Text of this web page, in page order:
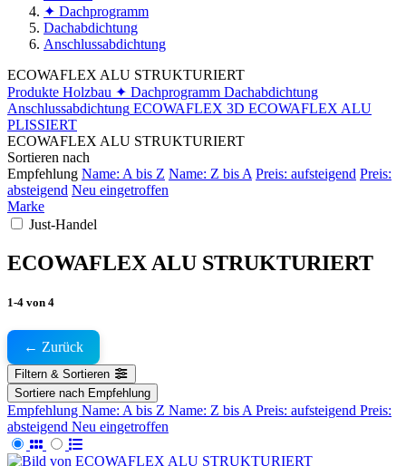
✦ Dachprogramm
Dachabdichtung
Anschlussabdichtung
ECOWAFLEX ALU STRUKTURIERT
Produkte Holzbau ✦ Dachprogramm Dachabdichtung
Anschlussabdichtung ECOWAFLEX 3D ECOWAFLEX ALU
PLISSIERT
ECOWAFLEX ALU STRUKTURIERT
Sortieren nach
Empfehlung Name: A bis Z Name: Z bis A Preis: aufsteigend Preis:
absteigend Neu eingetroffen
Marke
Just-Handel
ECOWAFLEX ALU STRUKTURIERT
1-4 von 4
← Zurück
Filtern & Sortieren
Sortiere nach Empfehlung
Empfehlung Name: A bis Z Name: Z bis A Preis: aufsteigend Preis:
absteigend Neu eingetroffen